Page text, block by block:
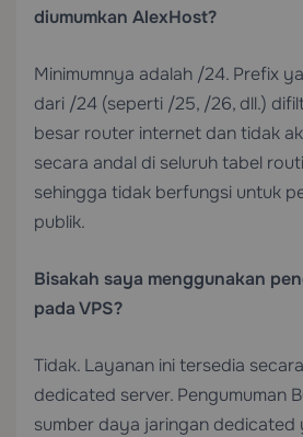
diumumkan AlexHost?
Minimumnya adalah /24. Prefix
dari /24 (seperti /25, /26, dll.)
besar router internet dan tidak
secara andal di seluruh tabel
sehingga tidak berfungsi untuk
publik.
Bisakah saya menggunakan
pada VPS?
Tidak. Layanan ini tersedia
dedicated server. Pengumuman
sumber daya jaringan dedicated